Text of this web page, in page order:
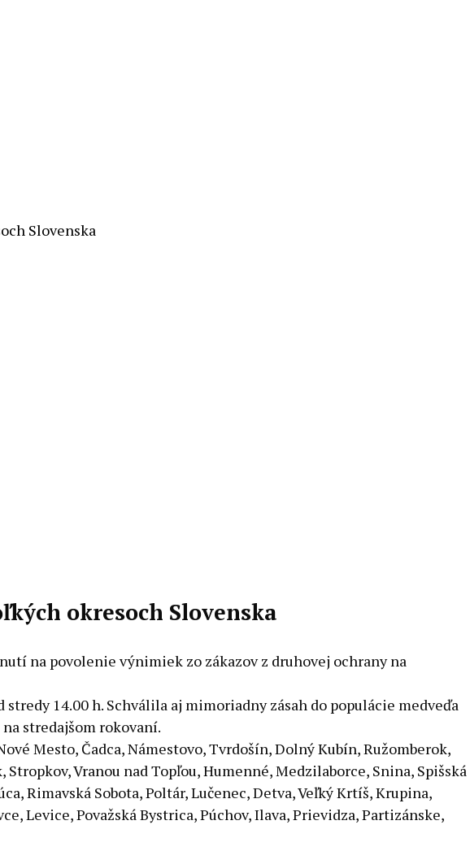
Slovenska
okresoch Slovenska
na povolenie výnimiek zo zákazov z druhovej ochrany na
14.00 h. Schválila aj mimoriadny zásah do populácie medveďa
stredajšom rokovaní.
Mesto, Čadca, Námestovo, Tvrdošín, Dolný Kubín, Ružomberok,
Vranou nad Topľou, Humenné, Medzilaborce, Snina, Spišská
Rimavská Sobota, Poltár, Lučenec, Detva, Veľký Krtíš, Krupina,
Levice, Považská Bystrica, Púchov, Ilava, Prievidza, Partizánske,